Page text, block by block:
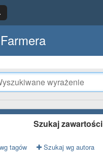
Szukaj zawartości
tagów Szukaj wg autora